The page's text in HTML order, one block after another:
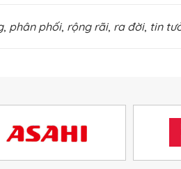
, phân phối, rộng rãi, ra đời, tin